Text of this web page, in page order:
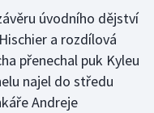
úvodního dějství
a rozdílová
přenechal puk Kyleu
najel do středu
Andreje